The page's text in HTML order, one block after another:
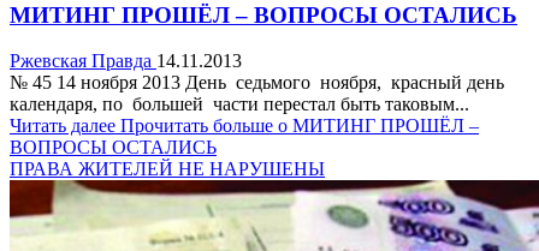
МИТИНГ ПРОШЁЛ – ВОПРОСЫ ОСТАЛИСЬ
Ржевская Правда 14.11.2013
№ 45 14 ноября 2013 День седьмого ноября, красный день
календаря, по большей части перестал быть таковым...
Читать далее Прочитать больше о МИТИНГ ПРОШЁЛ –
ВОПРОСЫ ОСТАЛИСЬ
ПРАВА ЖИТЕЛЕЙ НЕ НАРУШЕНЫ